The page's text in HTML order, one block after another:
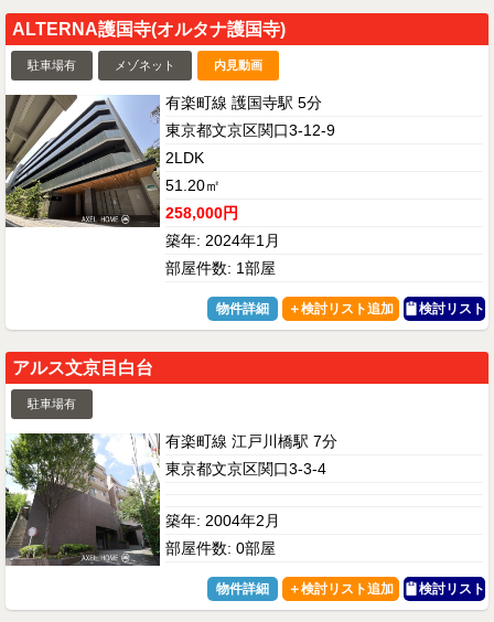
ALTERNA護国寺(オルタナ護国寺)
駐車場有 メゾネット 内見動画
有楽町線 護国寺駅 5分
東京都文京区関口3-12-9
2LDK
51.20㎡
258,000円
築年: 2024年1月
部屋件数: 1部屋
物件詳細 検討リスト
アルス文京目白台
駐車場有
有楽町線 江戸川橋駅 7分
東京都文京区関口3-3-4
築年: 2004年2月
部屋件数: 0部屋
物件詳細 検討リスト